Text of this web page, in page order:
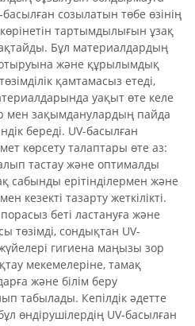
созылатын төбе өзінің
тартымдылығын ұзақ
Бұл материалдардың
отыруына және құрылымдық
қамтамасыз етеді,
уақыт өте келе
мен зақымданулардың пайда
береді. UV-басылған
көрсету талаптары өте аз:
тастау және оптималды
сабынды ерітінділермен және
кезекті тазарту жеткілікті.
беті ластануға және
төзімді, сондықтан UV-
гигиена маңызы зор
мекемелеріне, тамақ
және білім беру
табылады. Кепілдік әдетте
өндірушілердің UV-басылған